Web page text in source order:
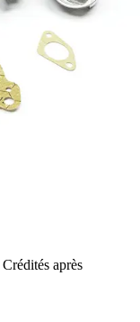
Crédités après